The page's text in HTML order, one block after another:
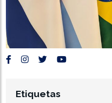
Etiquetas